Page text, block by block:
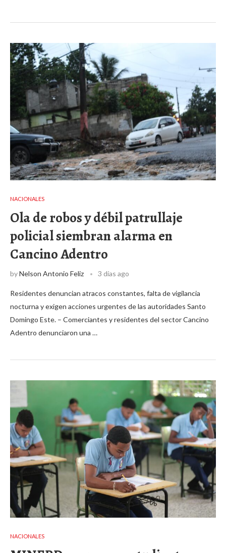
NACIONALES
Ola de robos y débil patrullaje
policial siembran alarma en
Cancino Adentro
byNelson Antonio Feliz 3 días ago
Residentes denuncian atracos constantes, falta de vigilancia
nocturna y exigen acciones urgentes de las autoridades Santo
Domingo Este. – Comerciantes y residentes del sector Cancino
Adentro denunciaron una …
NACIONALES